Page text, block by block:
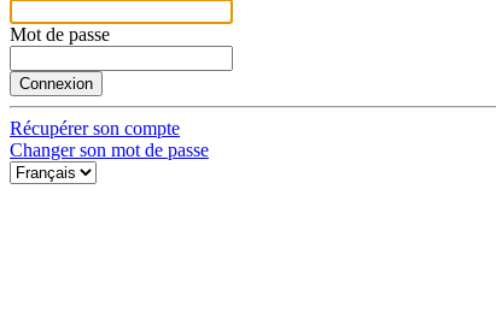
Mot de passe
Récupérer son compte
Changer son mot de passe